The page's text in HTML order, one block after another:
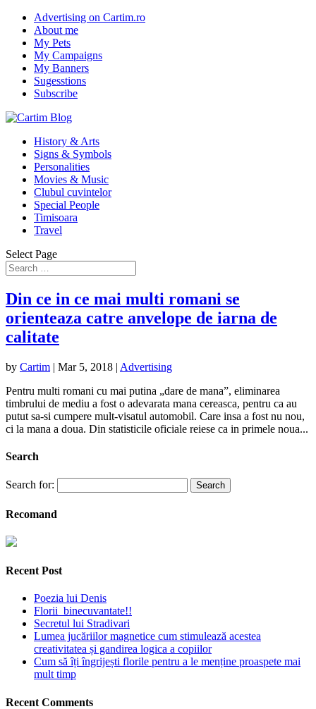
Advertising on Cartim.ro
About me
My Pets
My Campaigns
My Banners
Sugesstions
Subscribe
History & Arts
Signs & Symbols
Personalities
Movies & Music
Clubul cuvintelor
Special People
Timisoara
Travel
Select Page
Din ce in ce mai multi romani se
orienteaza catre anvelope de iarna de
calitate
by Cartim | Mar 5, 2018 | Advertising
Pentru multi romani cu mai putina „dare de mana”, eliminarea
timbrului de mediu a fost o adevarata mana cereasca, pentru ca au
putut sa-si cumpere mult-visatul automobil. Care insa a fost nu nou,
ci la mana a doua. Din statisticile oficiale reiese ca in primele noua...
Search
Search for:
Recomand
Recent Post
Poezia lui Denis
Florii binecuvantate!!
Secretul lui Stradivari
Lumea jucăriilor magnetice cum stimulează acestea
creativitatea și gandirea logica a copiilor
Cum să îți îngrijești florile pentru a le menține proaspete mai
mult timp
Recent Comments